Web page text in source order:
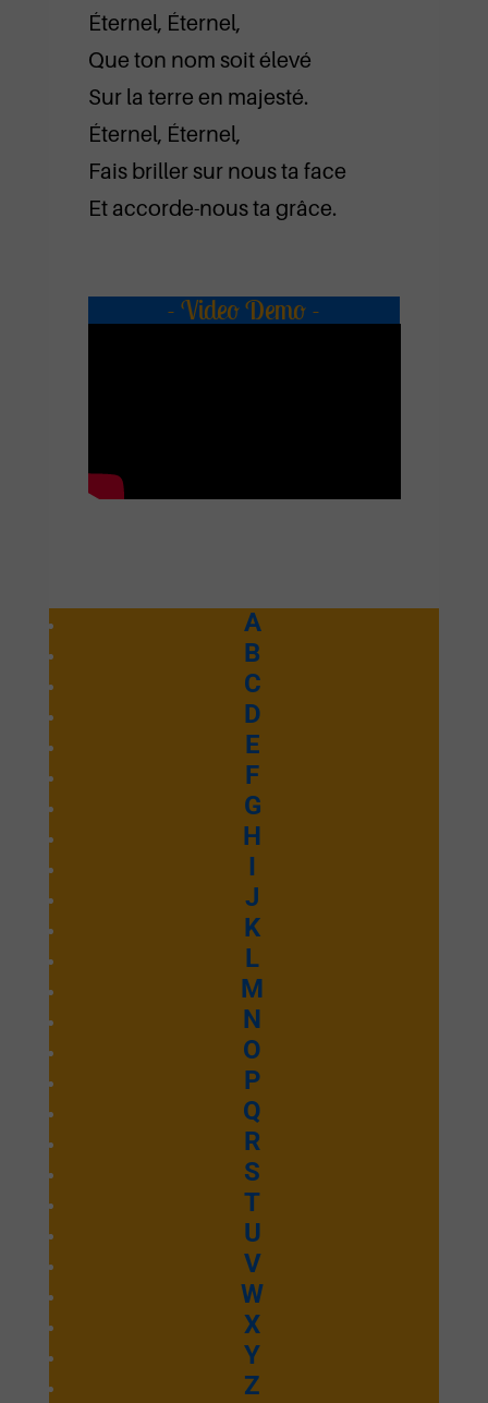
Éternel, Éternel,
Que ton nom soit élevé
Sur la terre en majesté.
Éternel, Éternel,
Fais briller sur nous ta face
Et accorde-nous ta grâce.
- Video Demo -
A
B
C
D
E
F
G
H
I
J
K
L
M
N
O
P
Q
R
S
T
U
V
W
X
Y
Z